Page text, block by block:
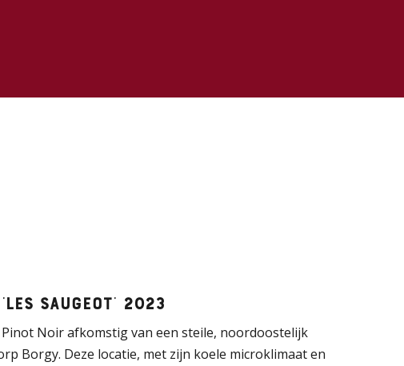
Saugeot’ 2023
Pinot Noir afkomstig van een steile, noordoostelijk
Borgy. Deze locatie, met zijn koele microklimaat en